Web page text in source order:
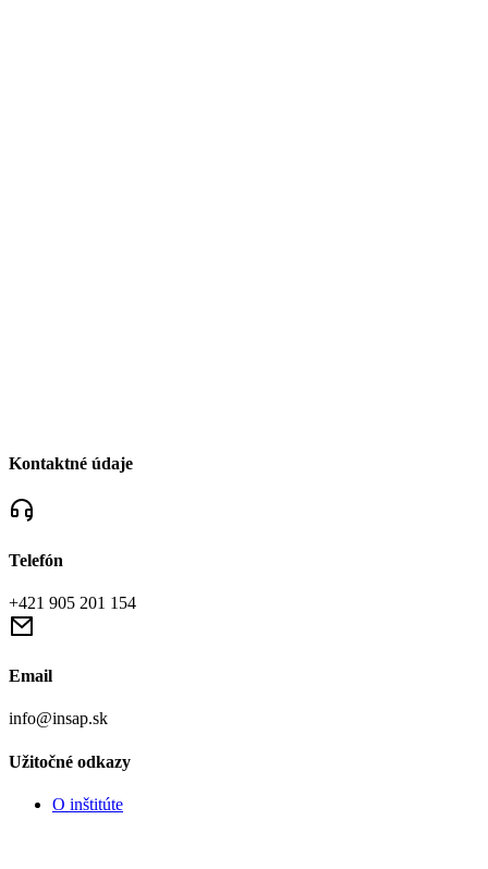
Kontaktné údaje
Telefón
+421 905 201 154
Email
info@insap.sk
Užitočné odkazy
O inštitúte